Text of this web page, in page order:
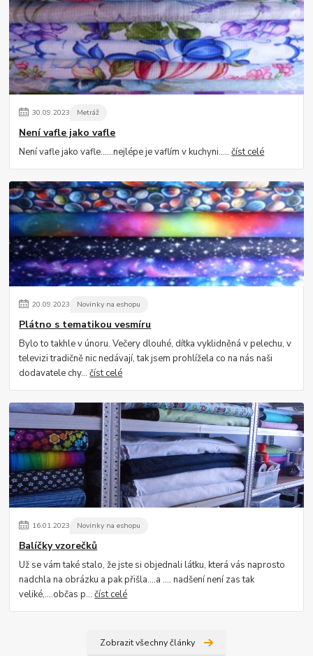
30.09.2023 Metráž
Není vafle jako vafle
Není vafle jako vafle......nejlépe je vaflím v kuchyni.....číst celé
20.09.2023 Novinky na eshopu
Plátno s tematikou vesmíru
Bylo to takhle v únoru. Večery dlouhé, dítka vyklidněná v pelechu, v
televizi tradičně nic nedávají, tak jsem prohlížela co na nás naši
dodavatele chy...číst celé
16.01.2023 Novinky na eshopu
Balíčky vzorečků
Už se vám také stalo, že jste si objednali látku, která vás naprosto
nadchla na obrázku a pak přišla....a .... nadšení není zas tak
veliké,....občas p...číst celé
Zobrazit všechny články